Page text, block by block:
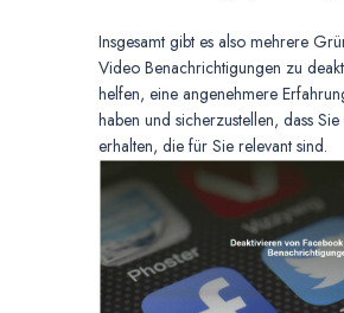
Insgesamt gibt es also mehrere
Video Benachrichtigungen zu
helfen, eine angenehmere
haben und sicherzustellen, dass
erhalten, die für Sie relevant sind.